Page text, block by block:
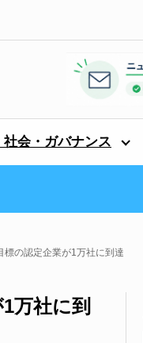
社会・ガバナンス
標の認定企業が1万社に到達
万社に到